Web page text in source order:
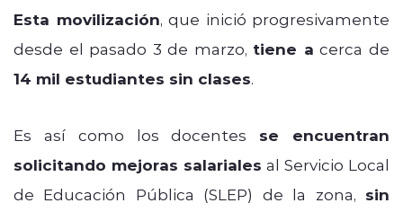
Esta movilización, que inició progresivamente
desde el pasado 3 de marzo, tiene a cerca de
14 mil estudiantes sin clases.
Es así como los docentes se encuentran
solicitando mejoras salariales al Servicio Local
de Educación Pública (SLEP) de la zona, sin